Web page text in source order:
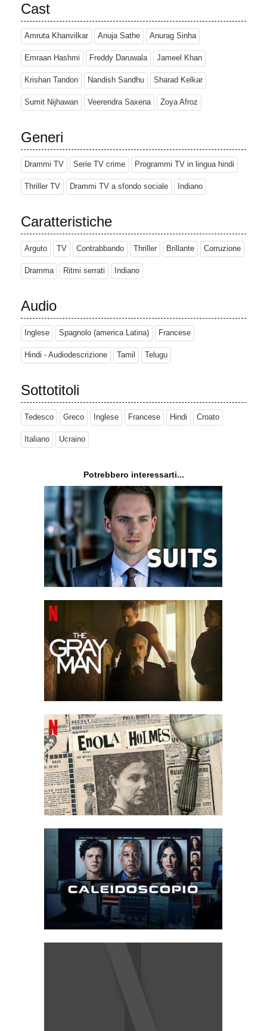
Cast
Amruta Khanvilkar Anuja Sathe Anurag Sinha
Emraan Hashmi Freddy Daruwala Jameel Khan
Krishan Tandon Nandish Sandhu Sharad Kelkar
Sumit Nijhawan Veerendra Saxena Zoya Afroz
Generi
Drammi TV Serie TV crime Programmi TV in lingua hindi
Thriller TV Drammi TV a sfondo sociale Indiano
Caratteristiche
Arguto TV Contrabbando Thriller Brillante Corruzione
Dramma Ritmi serrati Indiano
Audio
Inglese Spagnolo (america Latina) Francese
Hindi - Audiodescrizione Tamil Telugu
Sottotitoli
Tedesco Greco Inglese Francese Hindi Croato
Italiano Ucraino
Potrebbero interessarti...